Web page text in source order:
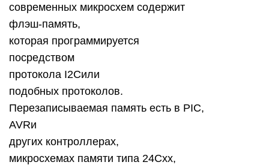
современных микросхем содержит
флэш-память,
которая программируется
посредством
протокола I2Cили
подобных протоколов.
Перезаписываемая память есть в PIC,
AVRи
других контроллерах,
микросхемах памяти типа 24Cxx,